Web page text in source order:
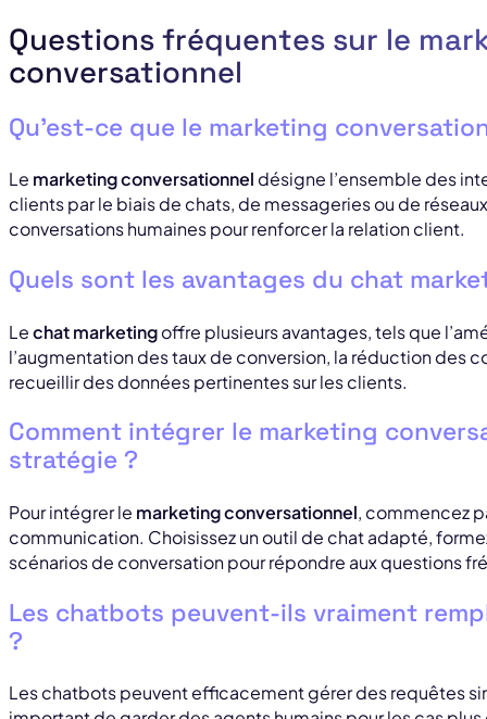
Questions fréquentes sur le
conversationnel
Qu’est-ce que le marketing
Le marketing conversationnel désigne l’ensemble des
clients par le biais de chats, de messageries ou de
conversations humaines pour renforcer la relation client.
Quels sont les avantages du chat
Lechat marketingoffre plusieurs avantages, tels que
l’augmentation des taux de conversion, la réduction des
recueillir des données pertinentes sur les clients.
Comment intégrer le marketing
stratégie ?
Pour intégrer le marketing conversationnel, commencez
communication. Choisissez un outil de chat adapté,
scénarios de conversation pour répondre aux questions
Les chatbots peuvent-ils vraiment
?
Les chatbots peuvent efficacement gérer des requêtes